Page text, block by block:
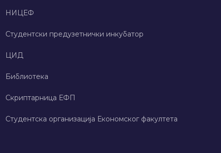
НИЦЕФ
Студентски предузетнички инкубатор
ЦИД
Библиотека
Скриптарница ЕФП
Студентска организација Економског факултета